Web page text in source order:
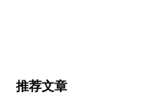
推荐文章